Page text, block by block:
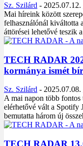
Sz. Szilárd - 2025.07.12.
Mai híreink között
felhasználónál kiváltotta
áttörései lehetővé teszik
TECH RADAR
kormánya ismét
Sz. Szilárd - 2025.07.08.
A mai napon több
elérhetővé vált a Spotify
bemutatta három új
TECH RADAR